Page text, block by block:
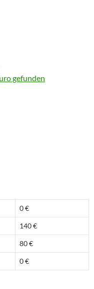
gefunden
0 €
140 €
80 €
0 €